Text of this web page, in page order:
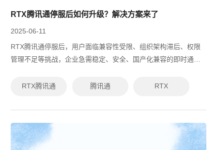
RTX腾讯通停服后如何升级？解决方案来了
2025-06-11
RTX腾讯通停服后，用户面临兼容性受限、组织架构滞后、权限
管理不足等挑战，企业急需稳定、安全、国产化兼容的即时通讯
无缝迁移、并行使用、多端适配...
RTX腾讯通 腾讯通 RTX